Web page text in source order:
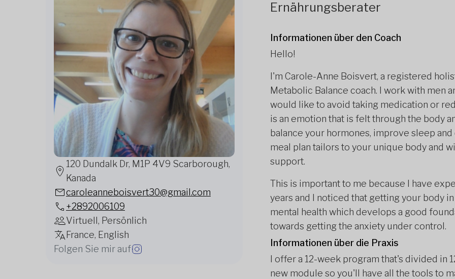
120 Dundalk Dr, M1P 4V9 Scarborough,
Kanada
caroleanneboisvert30@gmail.com
+2892006109
Virtuell, Persönlich
France, English
Folgen Sie mir auf
Ernährungsberater
Informationen über den Coach
Hello!
I'm Carole-Anne Boisvert, a registered
Metabolic Balance coach. I work with men
would like to avoid taking medication or
is an emotion that is felt through the body
balance your hormones, improve sleep
meal plan tailors to your unique body and
support.
This is important to me because I have
years and I noticed that getting your body
mental health which develops a good
towards getting the anxiety under control.
Informationen über die Praxis
I offer a 12-week program that's divided in
new module so you'll have all the tools to